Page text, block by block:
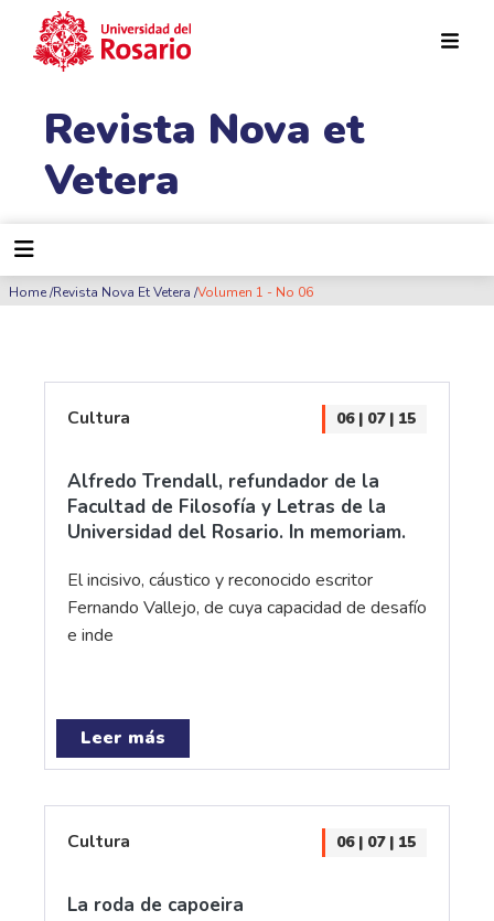
Revista Nova et
Vetera
Ruta de navegación
Home Revista Nova Et Vetera Volumen 1 - No 06
Cultura 06 | 07 | 15
Alfredo Trendall, refundador de la
Facultad de Filosofía y Letras de la
Universidad del Rosario. In memoriam.
El incisivo, cáustico y reconocido escritor
Fernando Vallejo, de cuya capacidad de desafío
e inde
Leer más
Cultura 06 | 07 | 15
La roda de capoeira